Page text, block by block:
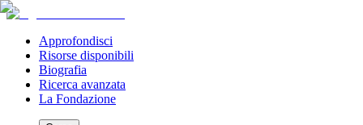
Approfondisci
Risorse disponibili
Biografia
Ricerca avanzata
La Fondazione